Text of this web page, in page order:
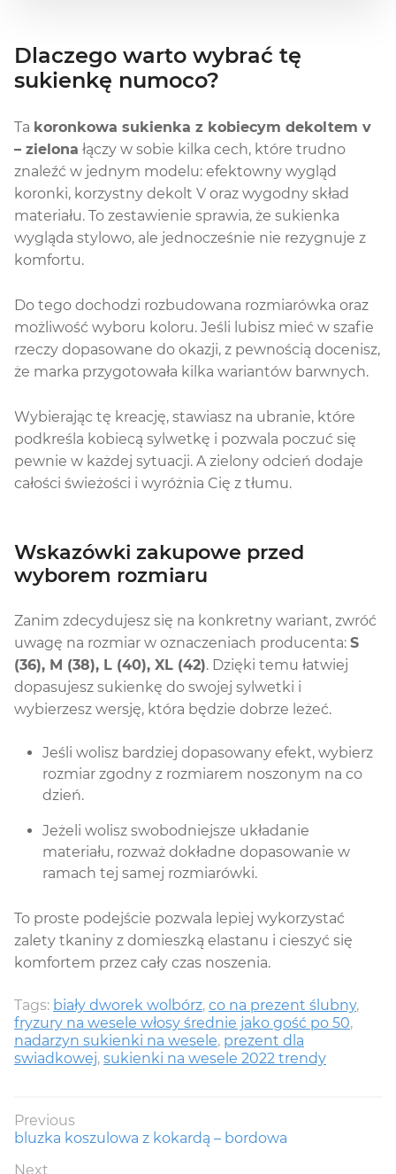
Dlaczego warto wybrać tę
sukienkę numoco?
Ta koronkowa sukienka z kobiecym dekoltem v
– zielona łączy w sobie kilka cech, które trudno
znaleźć w jednym modelu: efektowny wygląd
koronki, korzystny dekolt V oraz wygodny skład
materiału. To zestawienie sprawia, że sukienka
wygląda stylowo, ale jednocześnie nie rezygnuje z
komfortu.
Do tego dochodzi rozbudowana rozmiarówka oraz
możliwość wyboru koloru. Jeśli lubisz mieć w szafie
rzeczy dopasowane do okazji, z pewnością docenisz,
że marka przygotowała kilka wariantów barwnych.
Wybierając tę kreację, stawiasz na ubranie, które
podkreśla kobiecą sylwetkę i pozwala poczuć się
pewnie w każdej sytuacji. A zielony odcień dodaje
całości świeżości i wyróżnia Cię z tłumu.
Wskazówki zakupowe przed
wyborem rozmiaru
Zanim zdecydujesz się na konkretny wariant, zwróć
uwagę na rozmiar w oznaczeniach producenta: S
(36), M (38), L (40), XL (42). Dzięki temu łatwiej
dopasujesz sukienkę do swojej sylwetki i
wybierzesz wersję, która będzie dobrze leżeć.
Jeśli wolisz bardziej dopasowany efekt, wybierz
rozmiar zgodny z rozmiarem noszonym na co
dzień.
Jeżeli wolisz swobodniejsze układanie
materiału, rozważ dokładne dopasowanie w
ramach tej samej rozmiarówki.
To proste podejście pozwala lepiej wykorzystać
zalety tkaniny z domieszką elastanu i cieszyć się
komfortem przez cały czas noszenia.
Tags: biały dworek wolbórz, co na prezent ślubny,
fryzury na wesele włosy średnie jako gość po 50,
nadarzyn sukienki na wesele, prezent dla
swiadkowej, sukienki na wesele 2022 trendy
Nawigacja
wpisu
Previous
Previous
bluzka koszulowa z kokardą – bordowa
Next